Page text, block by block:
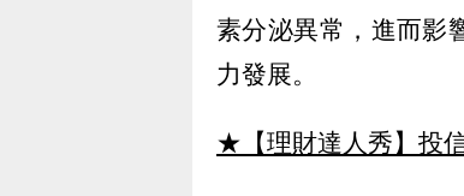
素分泌異常，進而影
力發展。
★【理財達人秀】投